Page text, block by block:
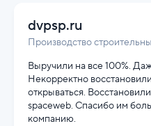
dvpsp.ru
Производство
Выручили на все 100%.
Некорректно
открываться.
spaceweb. Спасибо им
компанию.